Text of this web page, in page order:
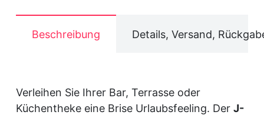
Beschreibung Details, Versand,
Verleihen Sie Ihrer Bar, Terrasse oder
Küchentheke eine Brise Urlaubsfeeling. Der J-